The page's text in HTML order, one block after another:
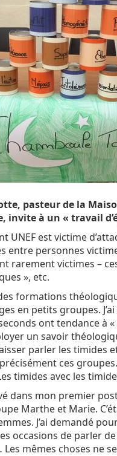
pasteur de la
invite à un « travail
UNEF est victime
entre personnes
rarement victimes –
», etc.
formations
en petits groupes.
ont tendance à
un savoir
parler les timides
ces
timides avec les
dans mon premier
Marthe et Marie.
J’ai demandé
occasions de parler
mêmes choses ne